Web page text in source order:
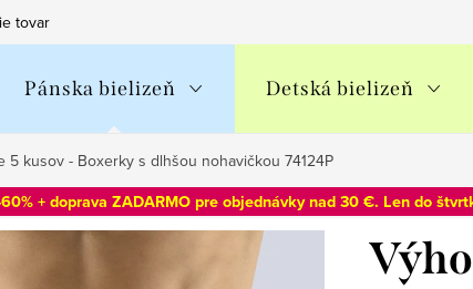
tovaru
Pánska bielizeň Detská bielizeň
5 kusov - Boxerky s dlhšou nohavičkou 74124P
+ doprava ZADARMO pre objednávky nad 30 €. Len do